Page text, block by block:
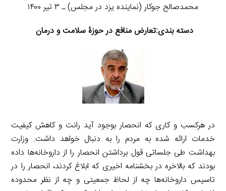
محمدصالح جوکار (نماینده یزد در مجلس) ـ ۳ تیر ۱۴۰۰
دسته بندی:تعارض منافع در حوزۀ سلامت و درمان
در هرکسب و کاری که انحصار بوجود آید رانت و کاهش کیفیت
خدمات ارائه شده به مردم را به دنبال خواهد داشت. وزارت
بهداشت طی جلساتی قول برداشتن انحصار را از داروخانه‌ها داده
بودند که بالاخره در بخشنامه اخیری که ابلاغ کردند، انحصار را در
تاسیس داروخانه‌ها چه از لحاظ جمعیتی و چه از نظر محدوده